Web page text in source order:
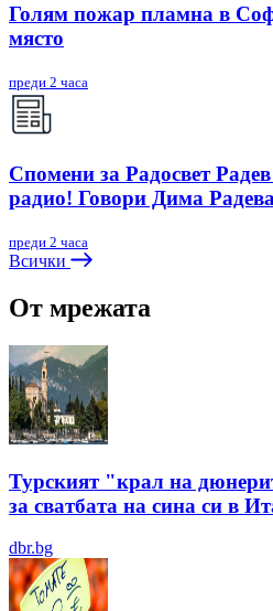
Голям пожар пламна в
място
преди 2 часа
Спомени за Радосвет
радио! Говори Дима
преди 2 часа
Всички
От мрежата
Турският "крал на
за сватбата на сина си в
dbr.bg